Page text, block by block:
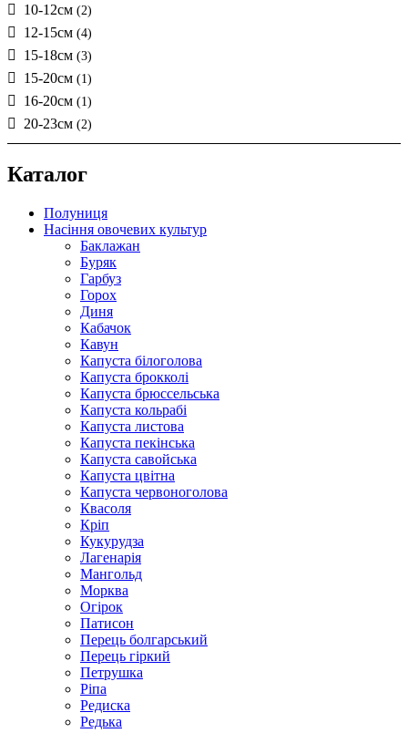
10-12см (2)
12-15см (4)
15-18см (3)
15-20см (1)
16-20см (1)
20-23см (2)
Каталог
Полуниця
Насіння овочевих культур
Баклажан
Буряк
Гарбуз
Горох
Диня
Кабачок
Кавун
Капуста білоголова
Капуста брокколі
Капуста брюссельська
Капуста кольрабі
Капуста листова
Капуста пекінська
Капуста савойська
Капуста цвітна
Капуста червоноголова
Квасоля
Кріп
Кукурудза
Лагенарія
Мангольд
Морква
Огірок
Патисон
Перець болгарський
Перець гіркий
Петрушка
Ріпа
Редиска
Редька